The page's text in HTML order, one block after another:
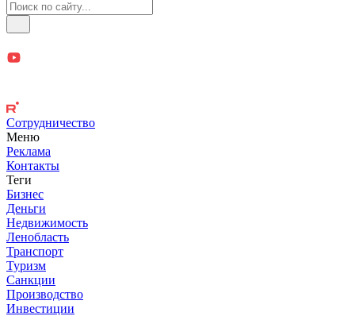
Сотрудничество
Меню
Реклама
Контакты
Теги
Бизнес
Деньги
Недвижимость
Ленобласть
Транспорт
Туризм
Санкции
Производство
Инвестиции